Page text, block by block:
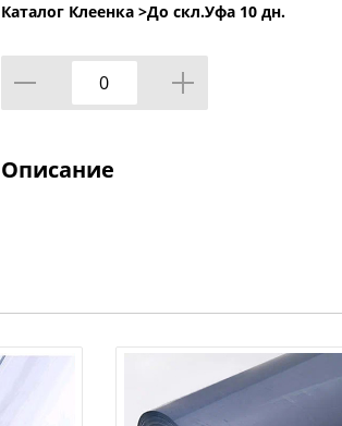
Каталог Клеенка >До скл.Уфа 10 дн.
Описание